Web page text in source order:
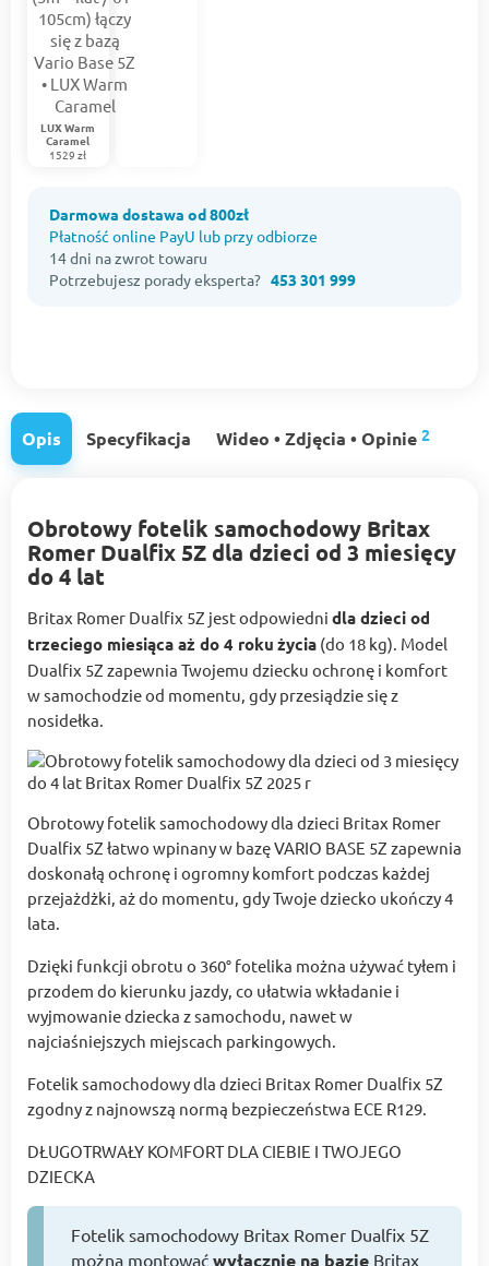
LUX Warm
Caramel
1529 zł
Darmowa dostawa od 800zł
Płatność online PayU lub przy odbiorze
14 dni na zwrot towaru
Potrzebujesz porady eksperta? 453 301 999
Opis Specyfikacja Wideo • Zdjęcia • Opinie 2
Obrotowy fotelik samochodowy Britax
Romer Dualfix 5Z dla dzieci od 3 miesięcy
do 4 lat
Britax Romer Dualfix 5Z jest odpowiedni dla dzieci od
trzeciego miesiąca aż do 4 roku życia (do 18 kg). Model
Dualfix 5Z zapewnia Twojemu dziecku ochronę i komfort
w samochodzie od momentu, gdy przesiądzie się z
nosidełka.
Obrotowy fotelik samochodowy dla dzieci Britax Romer
Dualfix 5Z łatwo wpinany w bazę VARIO BASE 5Z zapewnia
doskonałą ochronę i ogromny komfort podczas każdej
przejażdżki, aż do momentu, gdy Twoje dziecko ukończy 4
lata.
Dzięki funkcji obrotu o 360° fotelika można używać tyłem i
przodem do kierunku jazdy, co ułatwia wkładanie i
wyjmowanie dziecka z samochodu, nawet w
najciaśniejszych miejscach parkingowych.
Fotelik samochodowy dla dzieci Britax Romer Dualfix 5Z
zgodny z najnowszą normą bezpieczeństwa ECE R129.
DŁUGOTRWAŁY KOMFORT DLA CIEBIE I TWOJEGO
DZIECKA
Fotelik samochodowy Britax Romer Dualfix 5Z
można montować wyłącznie na bazie Britax